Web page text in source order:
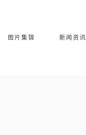
图片集锦 新闻资讯